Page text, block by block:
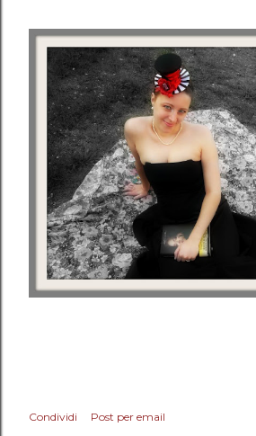
Condividi Post per email